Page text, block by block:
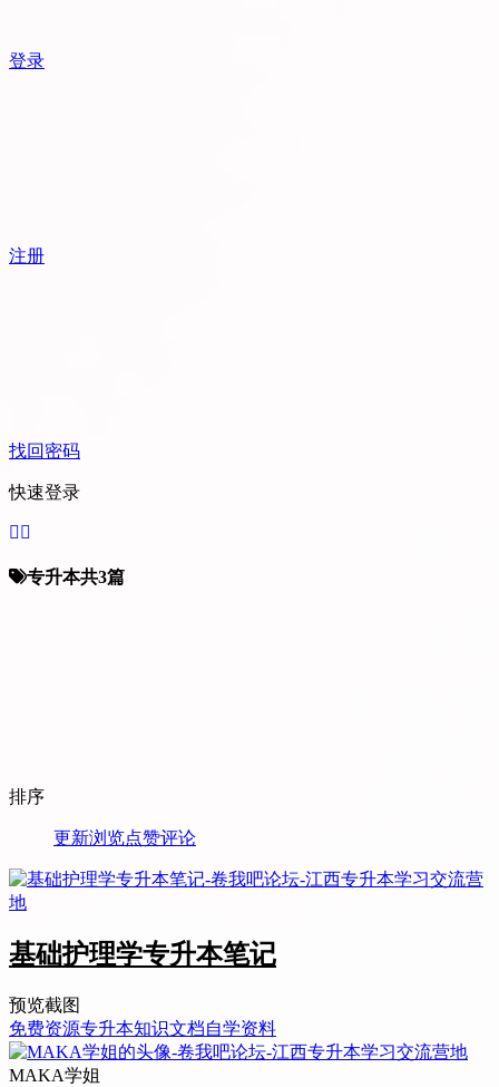
登录
注册
找回密码
快速登录
专升本共3篇
排序
更新浏览点赞评论
基础护理学专升本笔记
预览截图
免费资源专升本知识文档自学资料
MAKA学姐